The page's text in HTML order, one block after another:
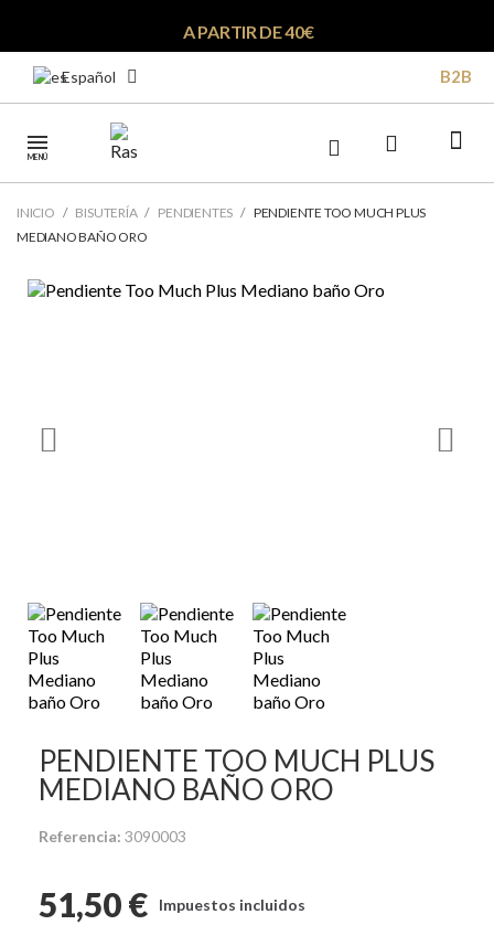
A PARTIR DE 40€
Español B2B
MENÚ
INICIO BISUTERÍA PENDIENTES
PENDIENTE TOO MUCH PLUS
MEDIANO BAÑO ORO
PENDIENTE TOO MUCH PLUS
MEDIANO BAÑO ORO
Referencia 3090003
51,50 € Impuestos incluidos